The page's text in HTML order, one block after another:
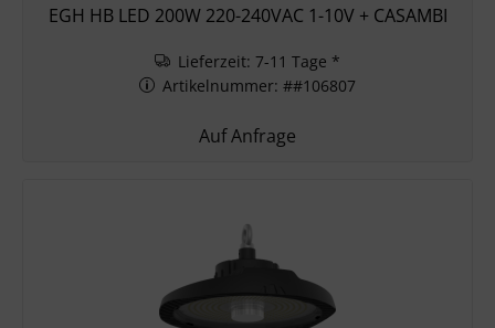
EGH HB LED 200W 220-240VAC 1-10V + CASAMBI
Lieferzeit: 7-11 Tage *
Artikelnummer: ##106807
Auf Anfrage